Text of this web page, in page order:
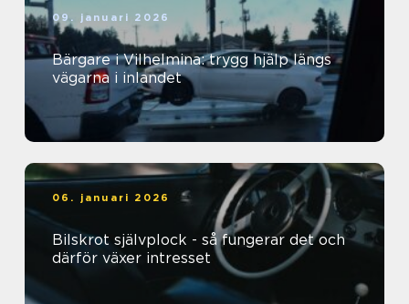
09. januari 2026
Bärgare i Vilhelmina: trygg hjälp längs
vägarna i inlandet
06. januari 2026
Bilskrot självplock - så fungerar det och
därför växer intresset